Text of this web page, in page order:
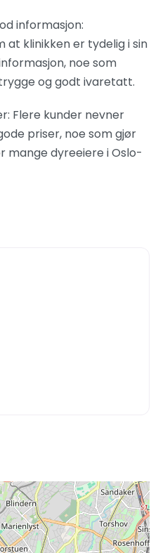
informasjon:
klinikken er tydelig i sin
noe som
og godt ivaretatt.
Flere kunder nevner
priser, noe som gjør
dyreeiere i Oslo-